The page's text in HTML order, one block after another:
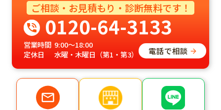
ご相談・お見積もり・診断無料です！
0120-64-3133
営業時間 9:00～18:00
定休日
水曜・木曜日（第1・第3） 電話で相談